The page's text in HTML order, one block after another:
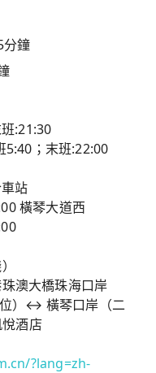
分鐘
:21:30
5:40；末班:22:00
站
橫琴大道西
澳大橋珠海口岸
位）↔ 橫琴口岸（二
酒店
?lang=zh-